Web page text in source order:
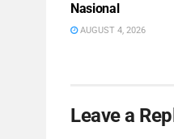
Nasional
AUGUST 4, 2026
Leave a